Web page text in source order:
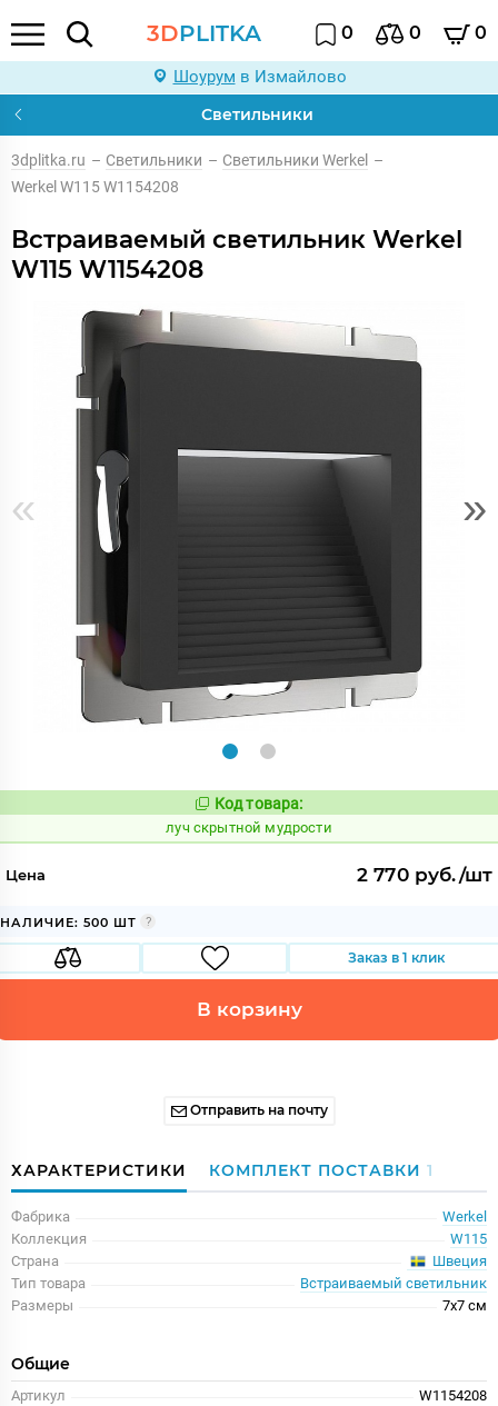
3DPLITKA 0 0 0
Шоурум в Измайлово
Светильники
3dplitka.ru – Светильники – Светильники Werkel –
Werkel W115 W1154208
Встраиваемый светильник Werkel
W115 W1154208
« »
Код:
901930
Код товара:
луч скрытной мудрости
Цена 2 770 руб./шт
НАЛИЧИЕ: 500 ШТ
Заказ в 1 клик
В корзину
Отправить на почту
ХАРАКТЕРИСТИКИ КОМПЛЕКТ ПОСТАВКИ 1
Фабрика
Werkel
Коллекция
W115
Страна
Швеция
Тип товара
Встраиваемый светильник
Размеры
7x7 см
Общие
Артикул
W1154208